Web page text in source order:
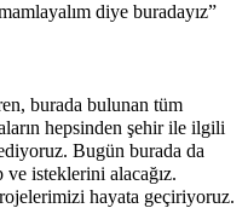
diye buradayız”
burada bulunan tüm
hepsinden şehir ile ilgili
Bugün burada da
isteklerini alacağız.
hayata geçiriyoruz.